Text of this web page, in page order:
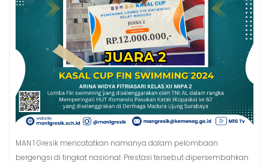
MAN 1 Gresik mencatatkan namanya dalam pelombaan
bergengsi di tingkat nasional. Prestasi tersebut dipersembahkan